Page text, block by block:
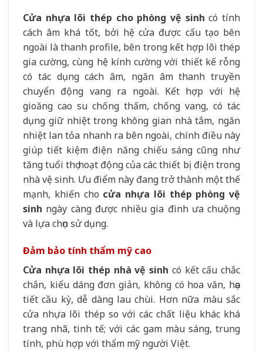
Cửa nhựa lõi thép cho phòng vệ sinh có tính
cách âm khá tốt, bởi hệ cửa được cấu tạo bên
ngoài là thanh profile, bên trong kết hợp lõi thép
gia cường, cùng hệ kính cường với thiết kế rỗng
có tác dụng cách âm, ngăn âm thanh truyền
chuyển động vang ra ngoài. Kết hợp với hệ
gioăng cao su chống thấm, chống vang, có tác
dụng giữ nhiệt trong không gian nhà tắm, ngăn
nhiệt lan tỏa nhanh ra bên ngoài, chính điều này
giúp tiết kiệm điện năng chiếu sáng cũng như
tăng tuổi thọ hoạt động của các thiết bị điện trong
nhà vệ sinh. Ưu điểm này đang trở thành một thế
mạnh, khiến cho cửa nhựa lõi thép phòng vệ
sinh ngày càng được nhiều gia đình ưa chuộng
và lựa chọn sử dụng.
Đảm bảo tính thẩm mỹ cao
Cửa nhựa lõi thép nhà vệ sinh có kết cấu chắc
chắn, kiểu dáng đơn giản, không có hoa văn, họa
tiết cầu kỳ, dễ dàng lau chùi. Hơn nữa màu sắc
cửa nhựa lõi thép so với các chất liệu khác khá
trang nhã, tinh tế; với các gam màu sáng, trung
tính, phù hợp với thẩm mỹ người Việt.